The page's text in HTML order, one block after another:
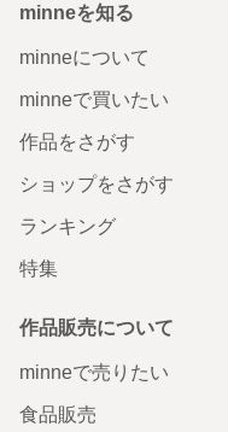
minneを知る
minneについて
minneで買いたい
作品をさがす
ショップをさがす
ランキング
特集
作品販売について
minneで売りたい
食品販売